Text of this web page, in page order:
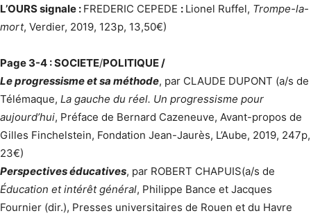
L’OURS signale : FREDERIC CEPEDE : Lionel Ruffel, Trompe-la-
mort, Verdier, 2019, 123p, 13,50€)
Page 3-4 : SOCIETE/POLITIQUE /
Le progressisme et sa méthode, par CLAUDE DUPONT (a/s de
Télémaque, La gauche du réel. Un progressisme pour
aujourd’hui, Préface de Bernard Cazeneuve, Avant-propos de
Gilles Finchelstein, Fondation Jean-Jaurès, L’Aube, 2019, 247p,
23€)
Perspectives éducatives, par ROBERT CHAPUIS(a/s de
Éducation et intérêt général, Philippe Bance et Jacques
Fournier (dir.), Presses universitaires de Rouen et du Havre